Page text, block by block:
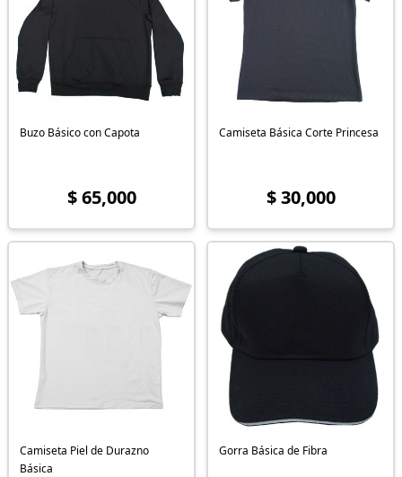
Buzo Básico con Capota
$ 65,000
Camiseta Básica Corte Princesa
$ 30,000
Camiseta Piel de Durazno
Básica
Gorra Básica de Fibra